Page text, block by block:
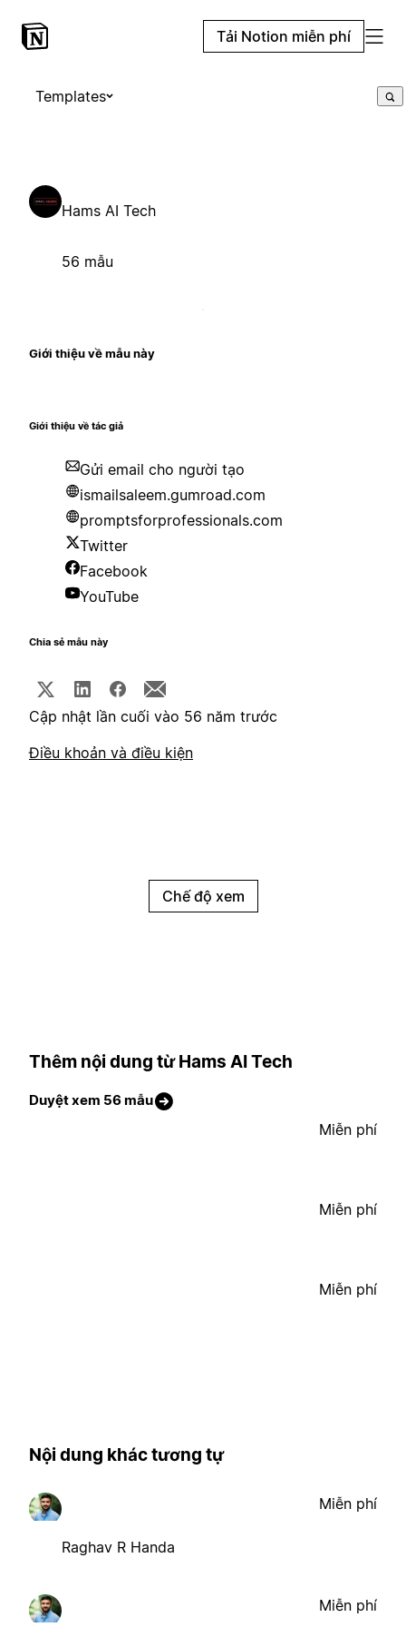
Tải Notion miễn phí
Templates
Hams AI Tech
56 mẫu
Giới thiệu về mẫu này
Giới thiệu về tác giả
Gửi email cho người tạo
ismailsaleem.gumroad.com
promptsforprofessionals.com
Twitter
Facebook
YouTube
Chia sẻ mẫu này
Cập nhật lần cuối vào 56 năm trước
Điều khoản và điều kiện
Chế độ xem
Thêm nội dung từ Hams AI Tech
Duyệt xem 56 mẫu
Miễn phí
Miễn phí
Miễn phí
Nội dung khác tương tự
Raghav R Handa
Miễn phí
Miễn phí